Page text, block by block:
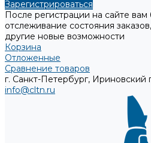
Зарегистрироваться
После регистрации на сайте
отслеживание состояния
другие новые возможности
Корзина
Отложенные
Сравнение товаров
г. Санкт-Петербург,
info@cltn.ru